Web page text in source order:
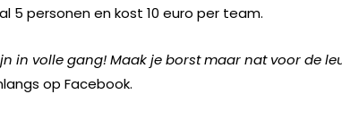
5 personen en kost 10 euro per team.
in volle gang! Maak je borst maar nat voor de
op Facebook.